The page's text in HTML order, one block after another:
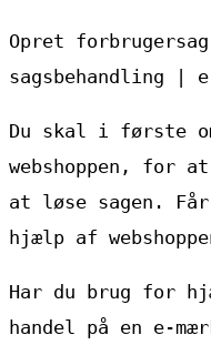
Opret
sagsbehandling |
Du skal i første
webshoppen, for
at løse sagen.
hjælp af
Har du brug for
handel på en e-